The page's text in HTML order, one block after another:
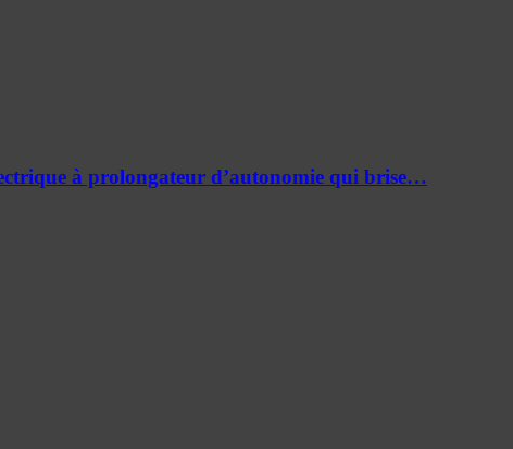
à prolongateur d’autonomie qui brise…